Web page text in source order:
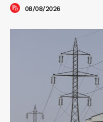
08/08/2026